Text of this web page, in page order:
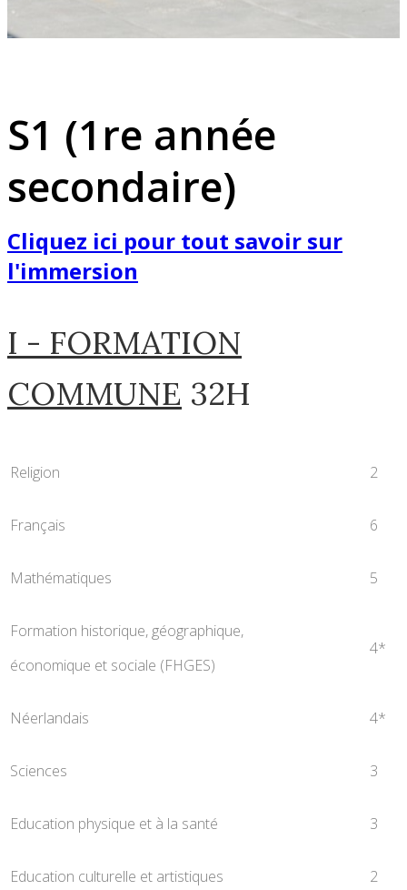
S1 (1re année
secondaire)
Cliquez ici pour tout savoir sur
l'immersion
I - FORMATION
COMMUNE 32H
Religion 2
Français 6
Mathématiques 5
Formation historique, géographique,
économique et sociale (FHGES)
4*
Néerlandais 4*
Sciences 3
Education physique et à la santé 3
Education culturelle et artistiques 2